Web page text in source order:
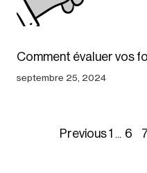
Comment évaluer vos
septembre 25, 2024
Previous1 ... 6